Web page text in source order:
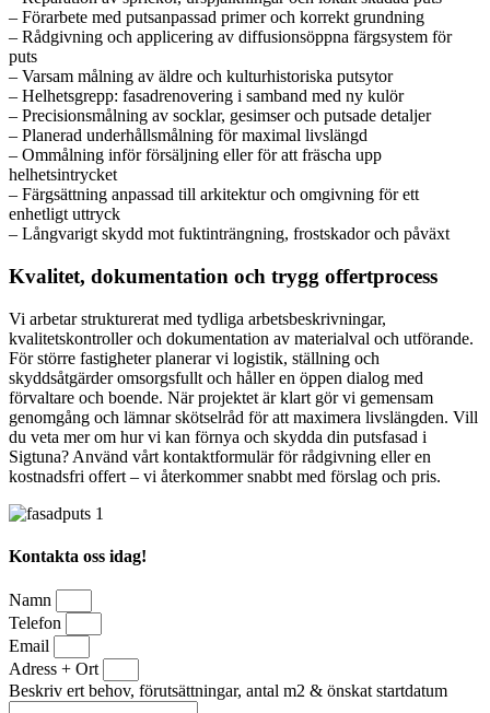
– Förarbete med putsanpassad primer och korrekt grundning
– Rådgivning och applicering av diffusionsöppna färgsystem för
puts
– Varsam målning av äldre och kulturhistoriska putsytor
– Helhetsgrepp: fasadrenovering i samband med ny kulör
– Precisionsmålning av socklar, gesimser och putsade detaljer
– Planerad underhållsmålning för maximal livslängd
– Ommålning inför försäljning eller för att fräscha upp
helhetsintrycket
– Färgsättning anpassad till arkitektur och omgivning för ett
enhetligt uttryck
– Långvarigt skydd mot fuktinträngning, frostskador och påväxt
Kvalitet, dokumentation och trygg offertprocess
Vi arbetar strukturerat med tydliga arbetsbeskrivningar,
kvalitetskontroller och dokumentation av materialval och utförande.
För större fastigheter planerar vi logistik, ställning och
skyddsåtgärder omsorgsfullt och håller en öppen dialog med
förvaltare och boende. När projektet är klart gör vi gemensam
genomgång och lämnar skötselråd för att maximera livslängden. Vill
du veta mer om hur vi kan förnya och skydda din putsfasad i
Sigtuna? Använd vårt kontaktformulär för rådgivning eller en
kostnadsfri offert – vi återkommer snabbt med förslag och pris.
Kontakta oss idag!
Namn
Telefon
Email
Adress + Ort
Beskriv ert behov, förutsättningar, antal m2 & önskat startdatum